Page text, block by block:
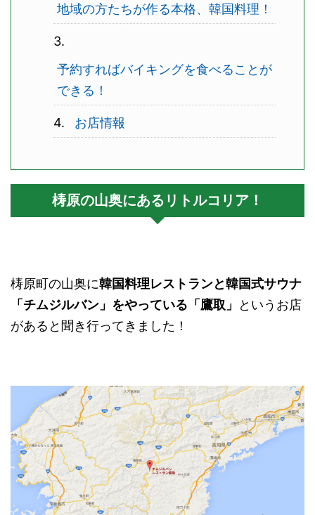
地域の方たちが作る本格、韓国料理！
予約すればバイキングを食べることが
できる！
お店情報
梼原の山奥にあるリトルコリア！
梼原町の山奥に韓国料理レストランと韓国式サウナ
「チムジルバン」をやっている「鷹取」
というお店
があると聞き行ってきました！